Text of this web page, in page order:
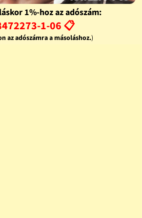
1%-hoz az adószám:
1-06 📋
az adószámra a másoláshoz.)